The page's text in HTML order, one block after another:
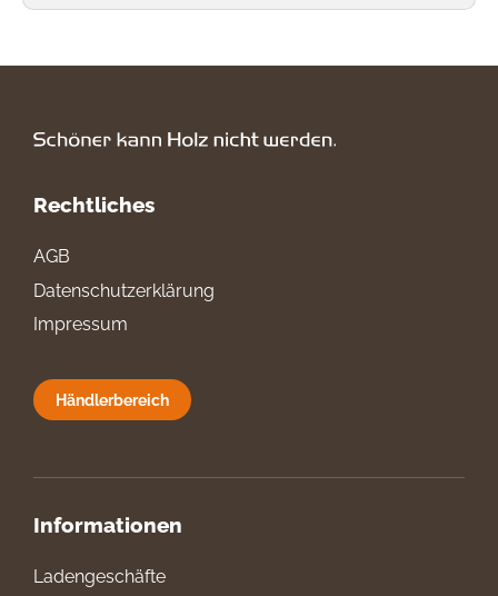
Rechtliches
AGB
Datenschutzerklärung
Impressum
Händlerbereich
Informationen
Ladengeschäfte